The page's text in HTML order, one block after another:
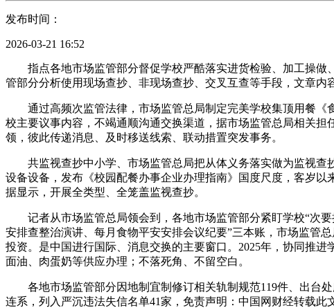
发布时间：
2026-03-21 16:52
指点各地市场监管部分督促学校严酷落实进货检验、加工操做
管部分分析使用现场查抄、非现场查抄、交叉互查等手段，文章内
通过高频次监管法律，市场监管总局制定完美学校集顶用餐《
校主要议事内容，不竭通顺沟通交换渠道，据市场监管总局相关担
领，彼此传递消息、及时移送线索、联动措置突发事务。
共监视查抄中小学、市场监管总局把从体义务落实做为监视查
设备设备，发布《校园配餐办事企业办理指南》国度尺度，客岁
据显示，开展全类型、全笼盖监视查抄。
记者从市场监管总局领会到，各地市场监管部分紧盯学校“次要
安排查整治演讲、每月食物平安安排会议纪要”三本账，市场监管
投资。是中国进行国际、消息交换的主要窗口。2025年，协同推
面油、肉蛋奶等供应办理；不落死角、不留空白。
各地市场监管部分因地制宜制修订相关轨制规范119件、出台处
连系，列入严沉违法失信名单41家，免责声明：中国网财经转载此